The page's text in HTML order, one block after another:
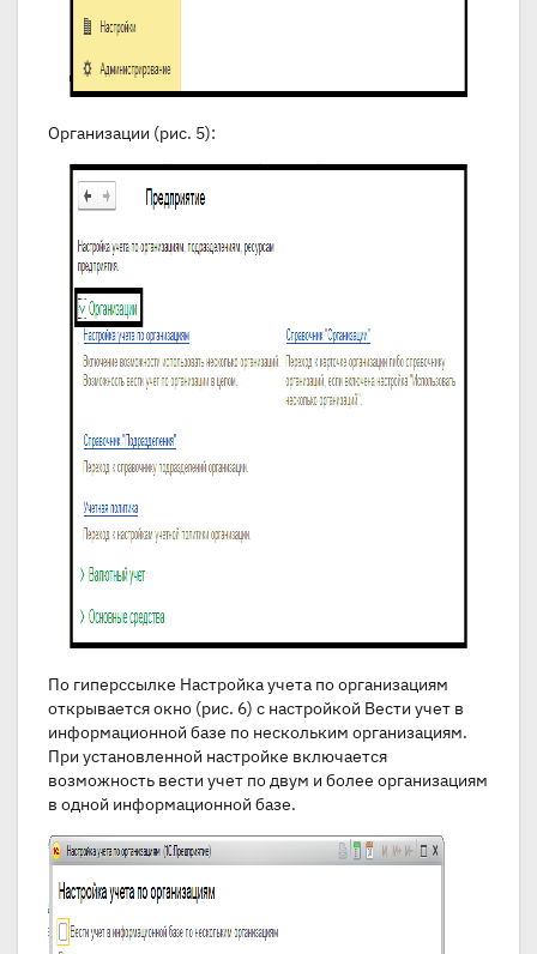
Организации (рис. 5):
По гиперссылке Настройка учета по организациям
открывается окно (рис. 6) с настройкой Вести учет в
информационной базе по нескольким организациям.
При установленной настройке включается
возможность вести учет по двум и более организациям
в одной информационной базе.